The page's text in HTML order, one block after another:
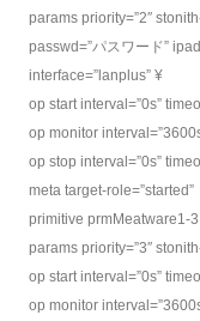
params priority=”2″
passwd=”パスワード”
interface=”lanplus” ¥
op start interval=”0s”
op monitor
op stop interval=”0s”
meta target-role=”started”
primitive prmMeatware1-
params priority=”3″
op start interval=”0s”
op monitor